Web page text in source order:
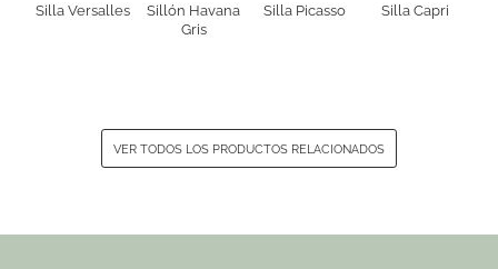
Silla Versalles
Sillón Havana
Gris
Silla Picasso Silla Capri
VER TODOS LOS PRODUCTOS RELACIONADOS